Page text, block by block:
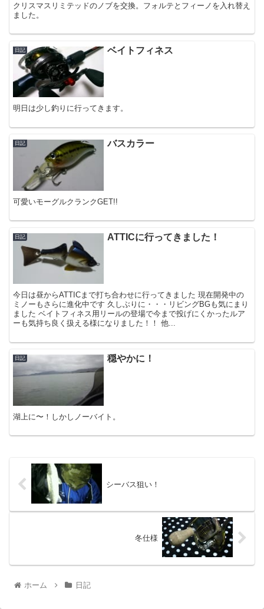
クリスマスリミテッドのノブを交換。フォルテとフィーノを入れ替え
ました。
日記 ベイトフィネス
明日は少し釣りに行ってきます。
日記 バスカラー
可愛いモーグルクランクGET!!
日記 ATTICに行ってきました！
今日は昼からATTICまで打ち合わせに行ってきました 現在開発中の
ミノーもさらに進化中です 久しぶりに・・・リビングBGも気にまり
ました ベイトフィネス用リールの登場で今まで投げにくかったルア
ーも気持ち良く扱える様になりました！！ 他...
日記 穏やかに！
湖上に〜！しかしノーバイト。
シーバス狙い！
冬仕様
ホーム 日記